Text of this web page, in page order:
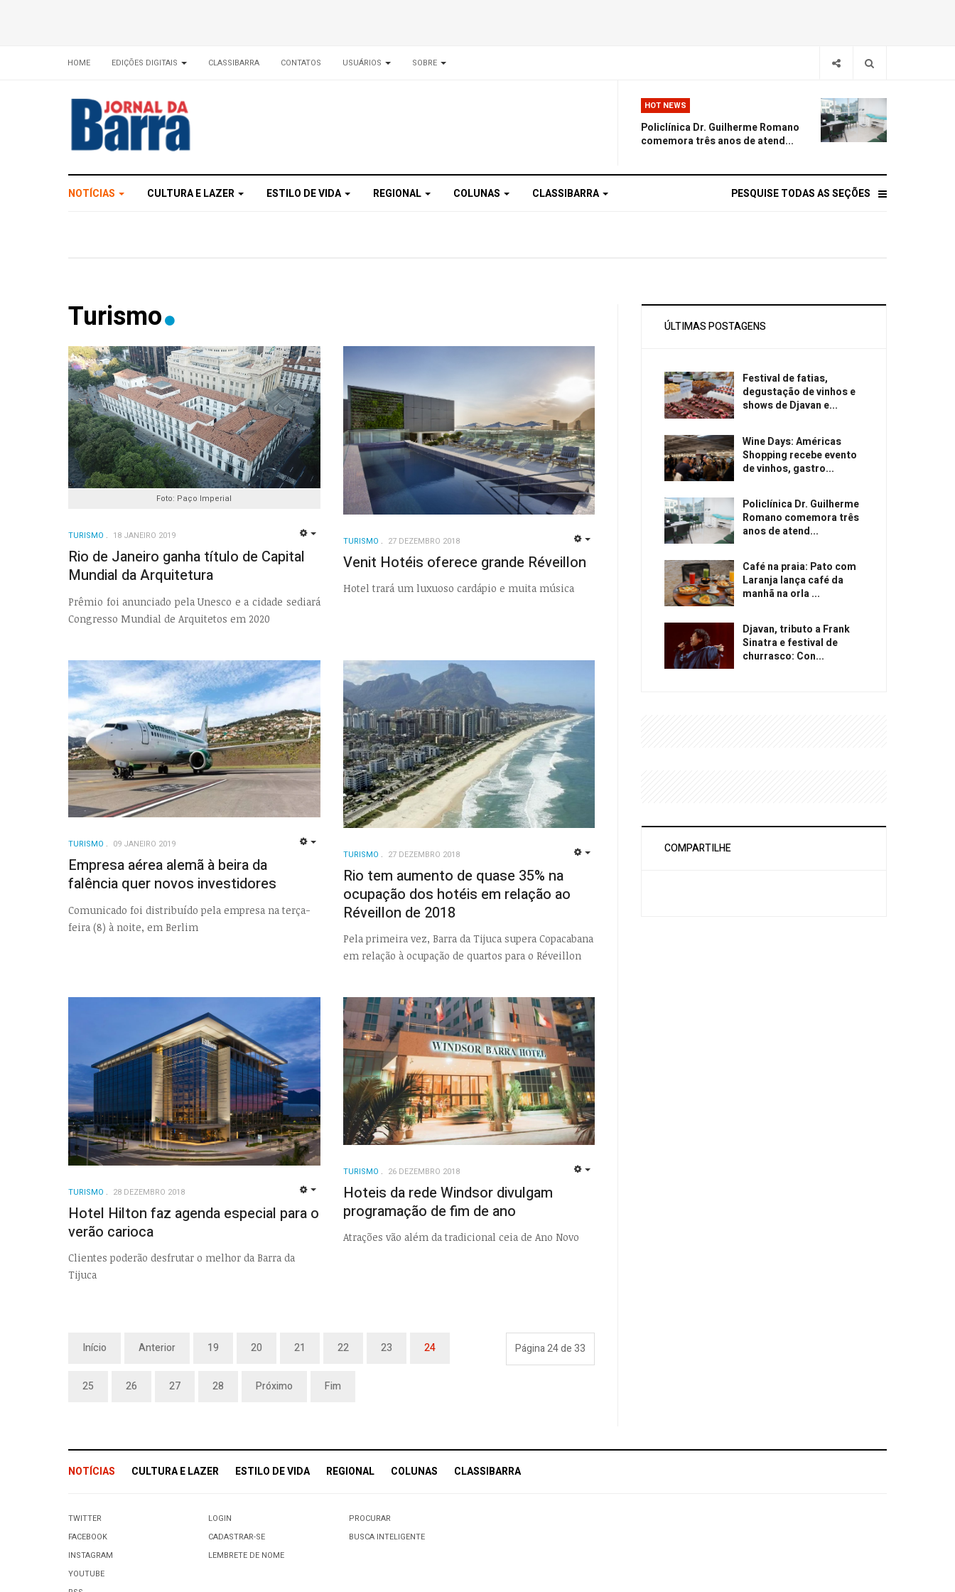
HOME EDIÇÕES DIGITAIS CLASSIBARRA CONTATOS USUÁRIOS SOBRE
HOT NEWS
Policlínica Dr. Guilherme Romano
comemora três anos de atend...
NOTÍCIAS CULTURA E LAZER ESTILO DE VIDA REGIONAL COLUNAS CLASSIBARRA PESQUISE TODAS AS SEÇÕES
Turismo
Foto: Paço Imperial
TURISMO 18 JANEIRO 2019
Rio de Janeiro ganha título de Capital
Mundial da Arquitetura
Prêmio foi anunciado pela Unesco e a cidade sediará
Congresso Mundial de Arquitetos em 2020
TURISMO 27 DEZEMBRO 2018
Venit Hotéis oferece grande Réveillon
Hotel trará um luxuoso cardápio e muita música
TURISMO 09 JANEIRO 2019
Empresa aérea alemã à beira da
falência quer novos investidores
Comunicado foi distribuído pela empresa na terça-
feira (8) à noite, em Berlim
TURISMO 27 DEZEMBRO 2018
Rio tem aumento de quase 35% na
ocupação dos hotéis em relação ao
Réveillon de 2018
Pela primeira vez, Barra da Tijuca supera Copacabana
em relação à ocupação de quartos para o Réveillon
TURISMO 28 DEZEMBRO 2018
Hotel Hilton faz agenda especial para o
verão carioca
Clientes poderão desfrutar o melhor da Barra da
Tijuca
TURISMO 26 DEZEMBRO 2018
Hoteis da rede Windsor divulgam
programação de fim de ano
Atrações vão além da tradicional ceia de Ano Novo
Página 24 de 33
Início Anterior 19 20 21 22 23 24
25 26 27 28 Próximo Fim
ÚLTIMAS POSTAGENS
Festival de fatias,
degustação de vinhos e
shows de Djavan e...
Wine Days: Américas
Shopping recebe evento
de vinhos, gastro...
Policlínica Dr. Guilherme
Romano comemora três
anos de atend...
Café na praia: Pato com
Laranja lança café da
manhã na orla ...
Djavan, tributo a Frank
Sinatra e festival de
churrasco: Con...
COMPARTILHE
NOTÍCIAS CULTURA E LAZER ESTILO DE VIDA REGIONAL COLUNAS CLASSIBARRA
TWITTER
FACEBOOK
INSTAGRAM
YOUTUBE
LOGIN
CADASTRAR-SE
LEMBRETE DE NOME
PROCURAR
BUSCA INTELIGENTE